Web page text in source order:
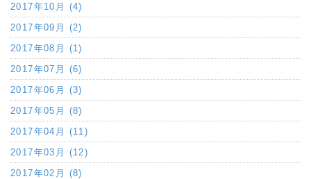
2017年10月 (4)
2017年09月 (2)
2017年08月 (1)
2017年07月 (6)
2017年06月 (3)
2017年05月 (8)
2017年04月 (11)
2017年03月 (12)
2017年02月 (8)